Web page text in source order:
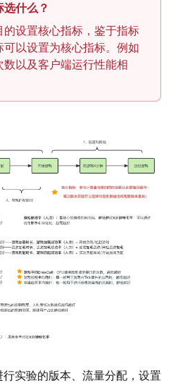
什么？
设置核心指标，鉴于指标
以设置为核心指标。例如
以及客户端运行性能相
实验的版本、流量分配，设置